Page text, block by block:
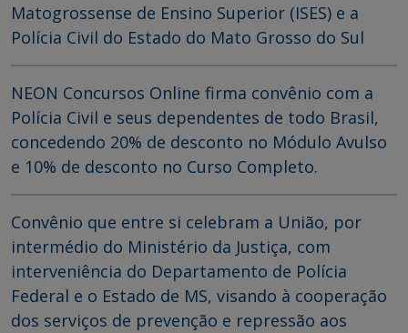
Matogrossense de Ensino Superior (ISES) e a
Polícia Civil do Estado do Mato Grosso do Sul
NEON Concursos Online firma convênio com a
Polícia Civil e seus dependentes de todo Brasil,
concedendo 20% de desconto no Módulo Avulso
e 10% de desconto no Curso Completo.
Convênio que entre si celebram a União, por
intermédio do Ministério da Justiça, com
interveniência do Departamento de Polícia
Federal e o Estado de MS, visando à cooperação
dos serviços de prevenção e repressão aos